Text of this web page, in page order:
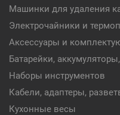
Машинки для удаления
Электрочайники и
Аксессуары и
Батарейки,
Наборы инструментов
Кабели, адаптеры,
Кухонные весы